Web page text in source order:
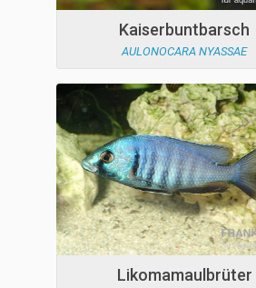
Kaiserbuntbarsch
AULONOCARA NYASSAE
Likomamaulbrüter